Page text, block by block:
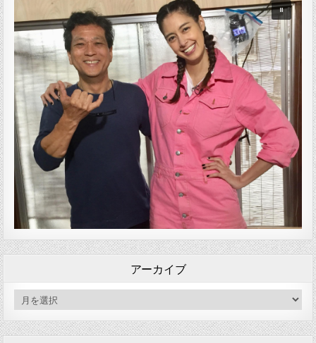
アーカイブ
アーカイブ